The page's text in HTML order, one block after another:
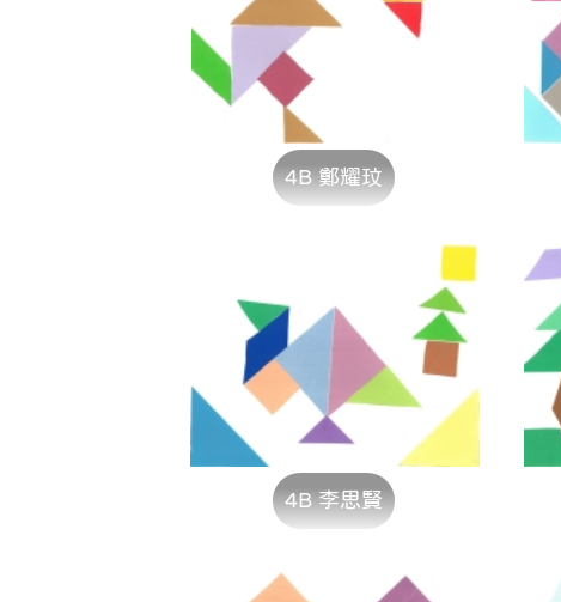
4B 鄭耀玟
4B 李思賢